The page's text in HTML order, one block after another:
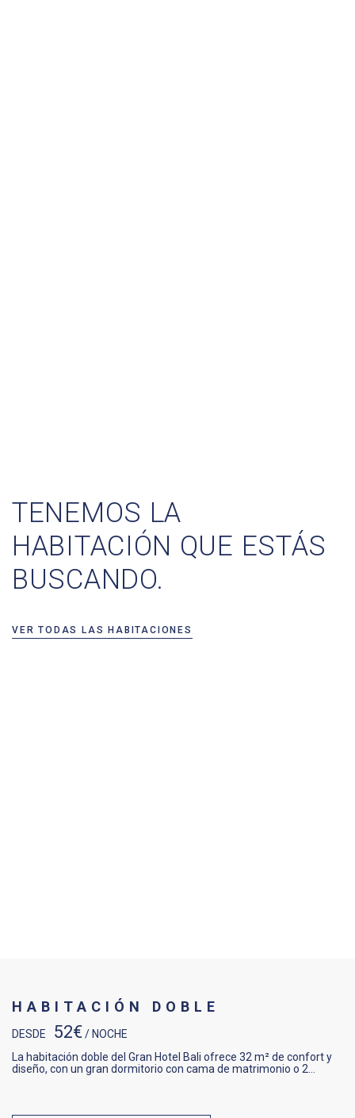
TENEMOS LA
HABITACIÓN QUE ESTÁS
BUSCANDO.
VER TODAS LAS HABITACIONES
HABITACIÓN DOBLE
DESDE 52€/ NOCHE
La habitación doble del Gran Hotel Bali ofrece 32 m² de confort y
diseño, con un gran dormitorio con cama de matrimonio o 2…